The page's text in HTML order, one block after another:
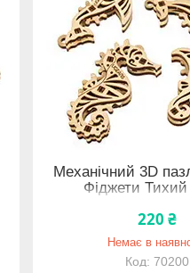
Механічний 3D
Фіджети Тихий
220 ₴
Немає в
70200